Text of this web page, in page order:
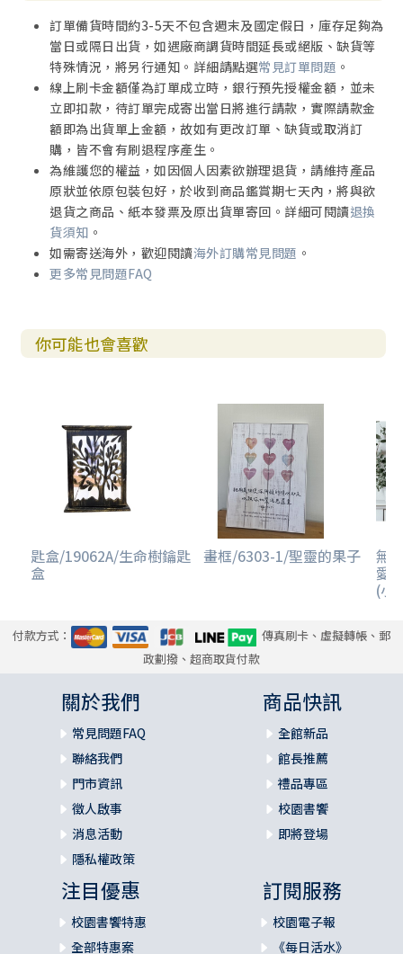
訂單備貨時間約3-5天不包含週末及國定假日，庫存足夠為
當日或隔日出貨，如遇廠商調貨時間延長或絕版、缺貨等
特殊情況，將另行通知。詳細請點選常見訂單問題 。
線上刷卡金額僅為訂單成立時，銀行預先授權金額，並未
立即扣款，待訂單完成寄出當日將進行請款，實際請款金
額即為出貨單上金額，故如有更改訂單、缺貨或取消訂
購，皆不會有刷退程序產生。
為維護您的權益，如因個人因素欲辦理退貨，請維持產品
原狀並依原包裝包好，於收到商品鑑賞期七天內，將與欲
退貨之商品、紙本發票及原出貨單寄回。詳細可閱讀退換
貨須知 。
如需寄送海外，歡迎閱讀海外訂購常見問題 。
更多常見問題FAQ
你可能也會喜歡
匙盒/19062A/生命樹鑰匙
盒
畫框/6303-1/聖靈的果子 無
愛
(小
付款方式：
傳真刷卡、虛擬轉帳、郵
政劃撥、超商取貨付款
關於我們
常見問題FAQ
聯絡我們
門市資訊
徵人啟事
消息活動
隱私權政策
商品快訊
全館新品
館長推薦
禮品專區
校園書饗
即將登場
注目優惠
校園書饗特惠
全部特惠案
訂閱服務
校園電子報
《每日活水》